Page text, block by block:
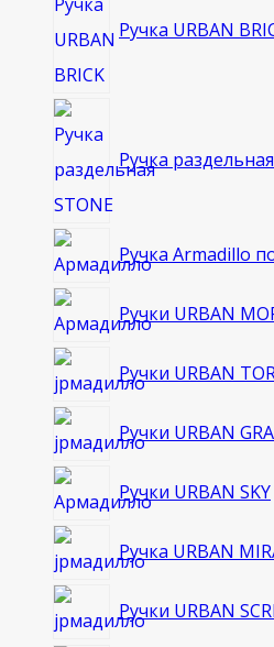
Ручка URBAN
Ручка
Ручка Armadillo
Ручки URBAN
Ручки URBAN
Ручки URBAN
Ручки URBAN SKY
Ручка URBAN
Ручки URBAN